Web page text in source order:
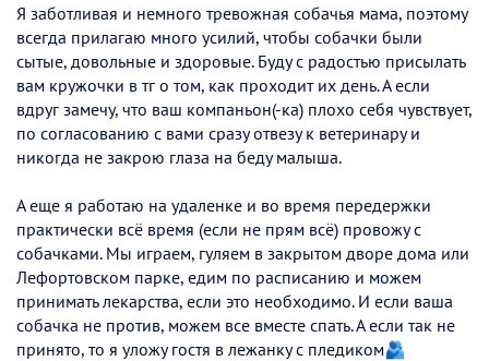
Я заботливая и немного тревожная собачья мама, поэтому
всегда прилагаю много усилий, чтобы собачки были
сытые, довольные и здоровые. Буду с радостью присылать
вам кружочки в тг о том, как проходит их день. А если
вдруг замечу, что ваш компаньон(-ка) плохо себя чувствует,
по согласованию с вами сразу отвезу к ветеринару и
никогда не закрою глаза на беду малыша.
А еще я работаю на удаленке и во время передержки
практически всё время (если не прям всё) провожу с
собачками. Мы играем, гуляем в закрытом дворе дома или
Лефортовском парке, едим по расписанию и можем
принимать лекарства, если это необходимо. И если ваша
собачка не против, можем все вместе спать. А если так не
принято, то я уложу гостя в лежанку с пледиком🫂